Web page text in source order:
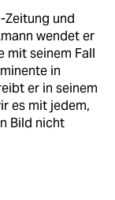
Zeitung und
wendet er
mit seinem Fall
in
er in seinem
es mit jedem,
Bild nicht